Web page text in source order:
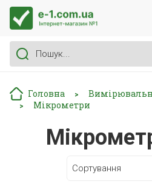
Головна >
> Мікрометри
Сортування